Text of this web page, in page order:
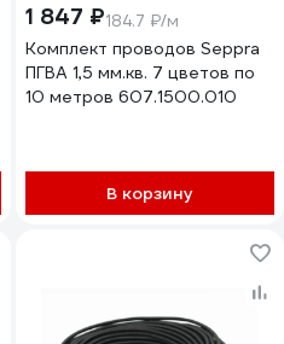
1 847 ₽184.7 ₽/м
Комплект проводов Seppra
ПГВА 1,5 мм.кв. 7 цветов по
10 метров 607.1500.010
В корзину